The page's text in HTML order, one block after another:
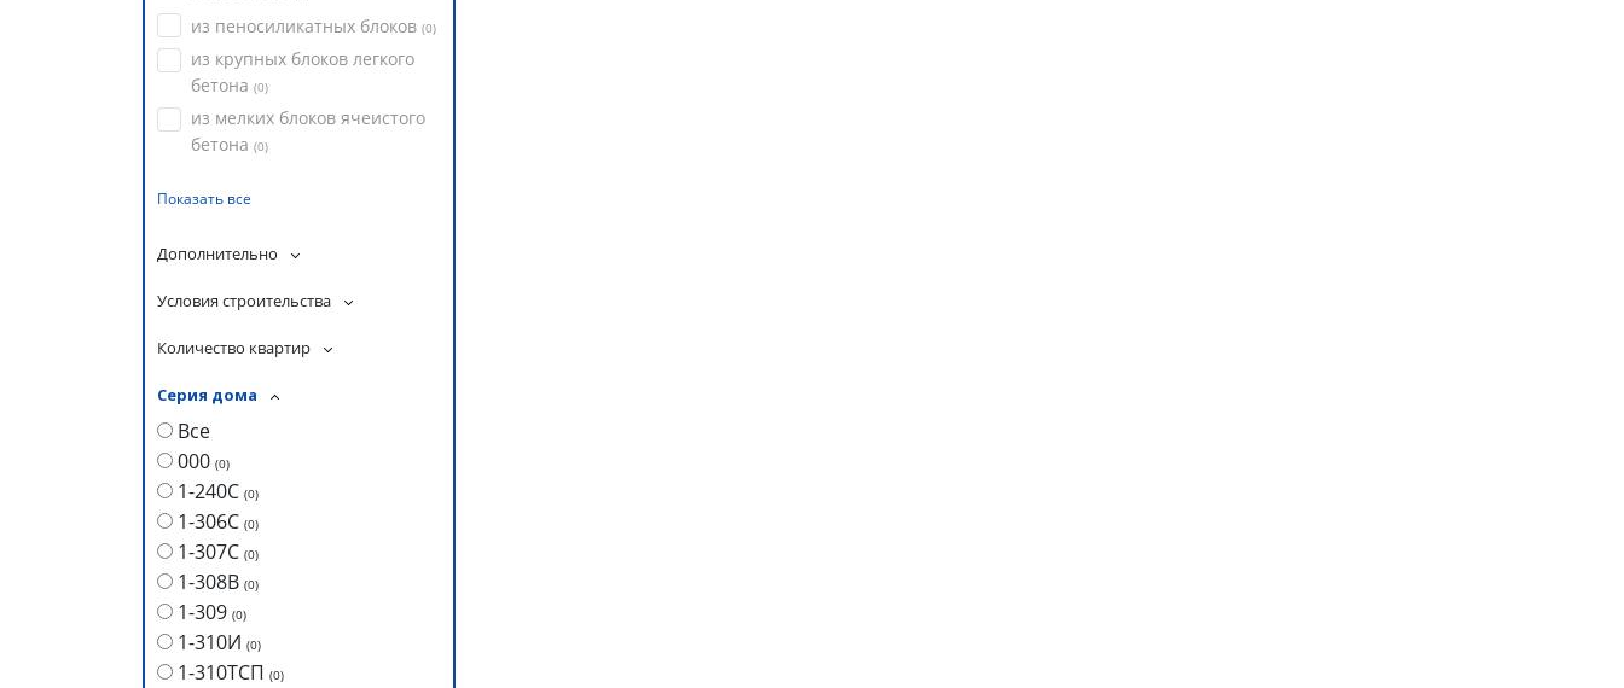
из пеносиликатных блоков (0)
из крупных блоков легкого
бетона (0)
из мелких блоков ячеистого
бетона (0)
Показать все
Дополнительно
Условия строительства
Количество квартир
Серия дома
Все
000 (0)
1-240С (0)
1-306С (0)
1-307С (0)
1-308В (0)
1-309 (0)
1-310И (0)
1-310ТСП (0)